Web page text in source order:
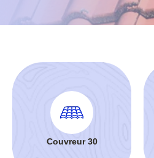
Couvreur 30